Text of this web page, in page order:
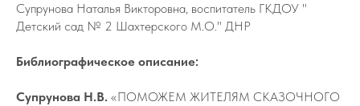
Супрунова Наталья Викторовна, воспитатель ГКДОУ "
Детский сад № 2 Шахтерского М.О." ДНР
Библиографическое описание:
Супрунова Н.В. «ПОМОЖЕМ ЖИТЕЛЯМ СКАЗОЧНОГО